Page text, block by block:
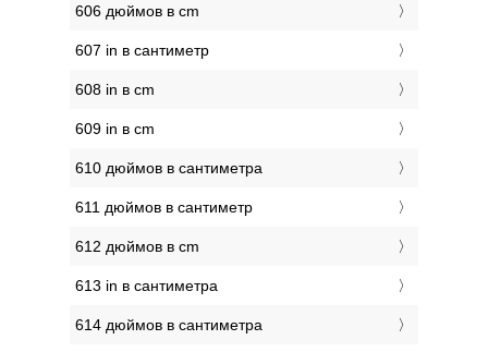
606 дюймов в cm
607 in в сантиметр
608 in в cm
609 in в cm
610 дюймов в сантиметра
611 дюймов в сантиметр
612 дюймов в cm
613 in в сантиметра
614 дюймов в сантиметра